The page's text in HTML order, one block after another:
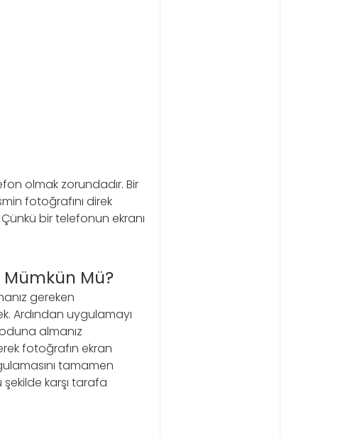
olmak zorundadır. Bir
fotoğrafını direk
bir telefonun ekranı
Mü?
gereken
Ardından uygulamayı
almanız
fotoğrafın ekran
tamamen
karşı tarafa